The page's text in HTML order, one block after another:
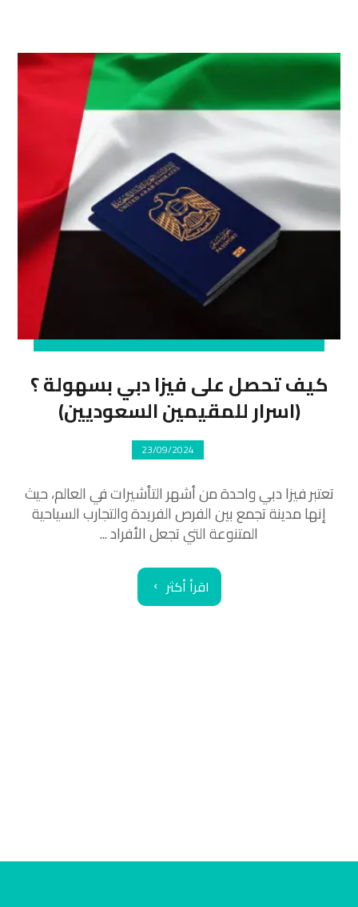
كيف تحصل على فيزا دبي بسهولة ؟
(اسرار للمقيمين السعوديين)
23/09/2024
تعتبر فيزا دبي واحدة من أشهر التأشيرات في العالم، حيث
إنها مدينة تجمع بين الفرص الفريدة والتجارب السياحية
المتنوعة التي تجعل الأفراد ...
اقرأ أكثر